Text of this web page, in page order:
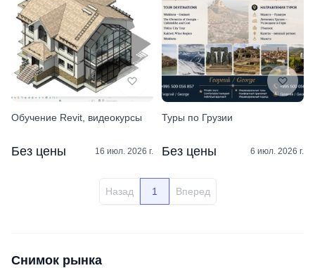
Обучение Revit, видеокурсы
Без цены 16 июл. 2026 г.
Туры по Грузии
Без цены 6 июл. 2026 г.
Назад 1 Вперед
Снимок рынка